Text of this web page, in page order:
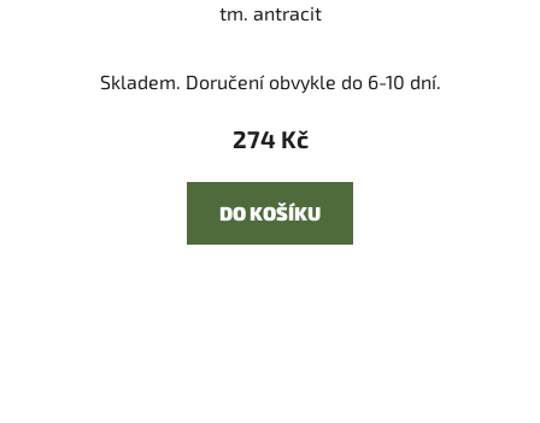
tm. antracit
Skladem. Doručení obvykle do 6-10 dní.
274 Kč
DO KOŠÍKU